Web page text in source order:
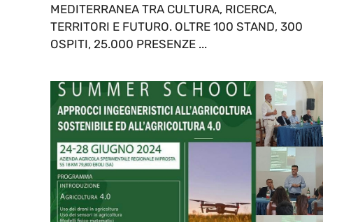
MEDITERRANEA TRA CULTURA, RICERCA,
TERRITORI E FUTURO. OLTRE 100 STAND, 300
OSPITI, 25.000 PRESENZE ...